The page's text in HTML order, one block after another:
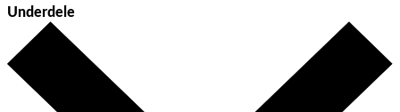
Underdele